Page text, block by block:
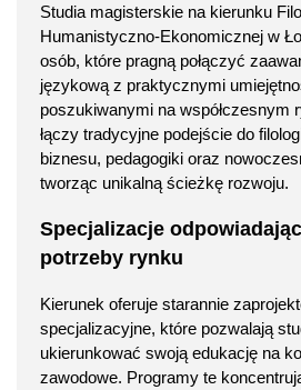
Studia magisterskie na kierunku
Humanistyczno-Ekonomicznej w
osób, które pragną połączyć
językową z praktycznymi
poszukiwanymi na współczesnym
łączy tradycyjne podejście do
biznesu, pedagogiki oraz
tworząc unikalną ścieżkę rozwoju.
Specjalizacje
potrzeby rynku
Kierunek oferuje starannie
specjalizacyjne, które pozwalają
ukierunkować swoją edukację na
zawodowe. Programy te